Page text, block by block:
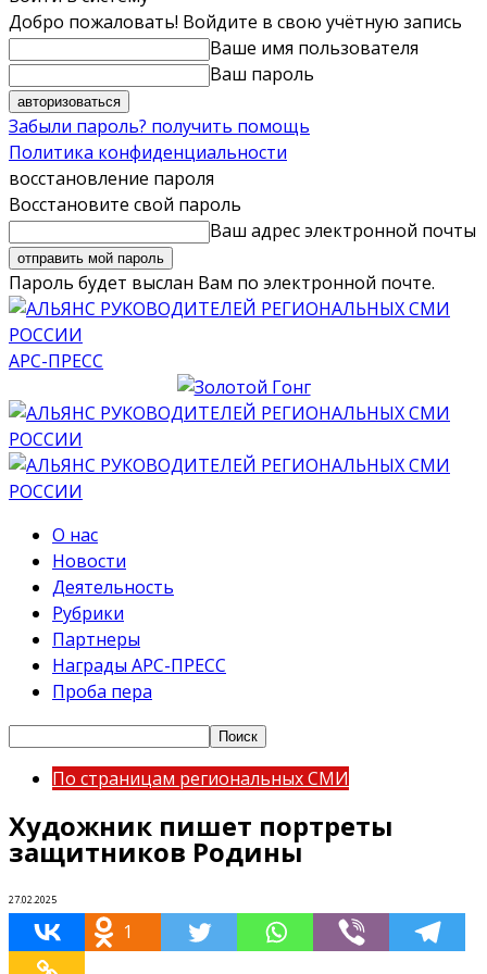
Добро пожаловать! Войдите в свою учётную запись
Ваше имя пользователя
Ваш пароль
Забыли пароль? получить помощь
Политика конфиденциальности
восстановление пароля
Восстановите свой пароль
Ваш адрес электронной почты
Пароль будет выслан Вам по электронной почте.
АРС-ПРЕСС
О нас
Новости
Деятельность
Рубрики
Партнеры
Награды АРС-ПРЕСС
Проба пера
По страницам региональных СМИ
Художник пишет портреты
защитников Родины
27.02.2025
1